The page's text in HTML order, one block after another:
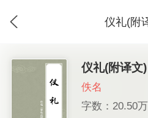
仪礼(附
仪礼(附译文)
佚名
字数：20.50